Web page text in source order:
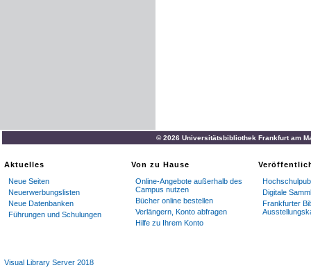
© 2026 Universitätsbibliothek Frankfurt am
Aktuelles
Neue Seiten
Neuerwerbungslisten
Neue Datenbanken
Führungen und Schulungen
Von zu Hause
Online-Angebote außerhalb des
Campus nutzen
Bücher online bestellen
Verlängern, Konto abfragen
Hilfe zu Ihrem Konto
Digitale
Frankfurter
Visual Library Server 2018